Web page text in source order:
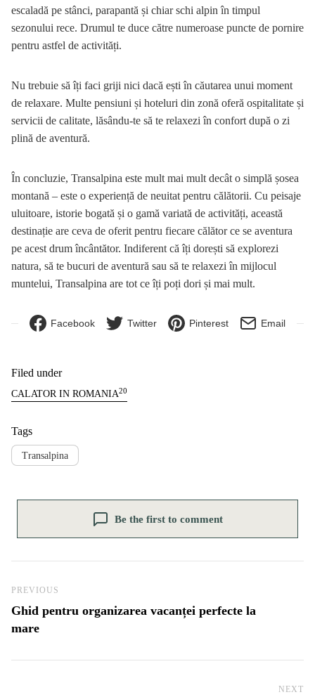
escaladă pe stânci, parapantă și chiar schi alpin în timpul
sezonului rece. Drumul te duce către numeroase puncte de pornire
pentru astfel de activități.
Nu trebuie să îți faci griji nici dacă ești în căutarea unui moment
de relaxare. Multe pensiuni și hoteluri din zonă oferă ospitalitate și
servicii de calitate, lăsându-te să te relaxezi în confort după o zi
plină de aventură.
În concluzie, Transalpina este mult mai mult decât o simplă șosea
montană – este o experiență de neuitat pentru călătorii. Cu peisaje
uluitoare, istorie bogată și o gamă variată de activități, această
destinație are ceva de oferit pentru fiecare călător ce se aventura
pe acest drum încântător. Indiferent că îți dorești să explorezi
natura, să te bucuri de aventură sau să te relaxezi în mijlocul
muntelui, Transalpina are tot ce îți poți dori și mai mult.
Facebook Twitter Pinterest Email
Filed under
CALATOR IN ROMANIA20
Tags
Transalpina
Be the first to comment
Previous Post
PREVIOUS
Ghid pentru organizarea vacanței perfecte la
mare
NEXT